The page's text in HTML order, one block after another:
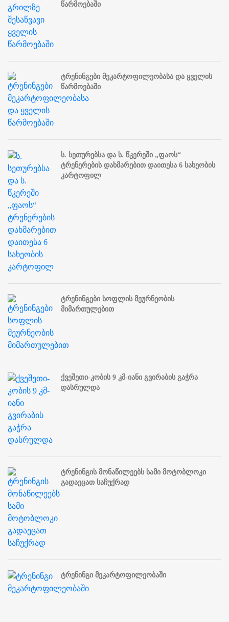
წარმოებაში
ტრენინგები მეკარტოფილეობასა და ყველის
წარმოებაში
ს. სეთურებსა და ს. წკერეში „ფაოს“
ტრენერების დახმარებით დაითესა 6 სახეობის
კარტოფილ
ტრენინგები სოფლის მეურნეობის
მიმართულებით
ქვეშეთი-კობის 9 კმ-იანი გვირაბის გაჭრა
დასრულდა
ტრენინგის მონაწილეებს სამი მოტობლოკი
გადაეცათ საჩუქრად
ტრენინგი მეკარტოფილეობაში